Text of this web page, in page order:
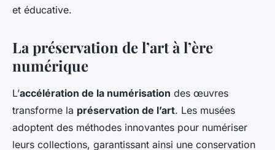
et éducative.
La préservation de l’art à l’ère
numérique
L’accélération de la numérisation des œuvres
transforme la préservation de l’art. Les musées
adoptent des méthodes innovantes pour numériser
leurs collections, garantissant ainsi une conservation